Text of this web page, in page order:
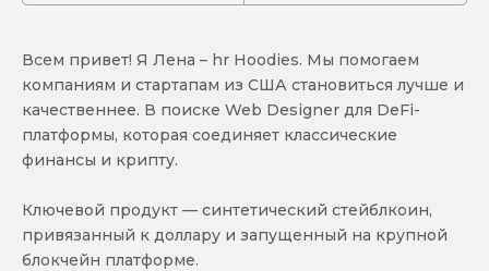
Всем привет! Я Лена – hr Hoodies. Мы помогаем
компаниям и стартапам из США становиться лучше и
качественнее. В поиске Web Designer для DeFi-
платформы, которая соединяет классические
финансы и крипту.
Ключевой продукт — синтетический стейблкоин,
привязанный к доллару и запущенный на крупной
блокчейн платформе.